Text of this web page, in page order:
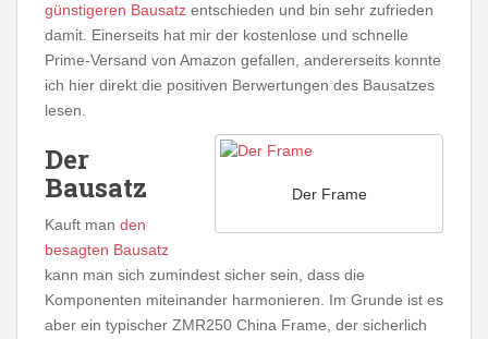
günstigeren Bausatz entschieden und bin sehr zufrieden
damit. Einerseits hat mir der kostenlose und schnelle
Prime-Versand von Amazon gefallen, andererseits konnte
ich hier direkt die positiven Berwertungen des Bausatzes
lesen.
Der Frame
Der
Bausatz
Kauft man den
besagten Bausatz
kann man sich zumindest sicher sein, dass die
Komponenten miteinander harmonieren. Im Grunde ist es
aber ein typischer ZMR250 China Frame, der sicherlich